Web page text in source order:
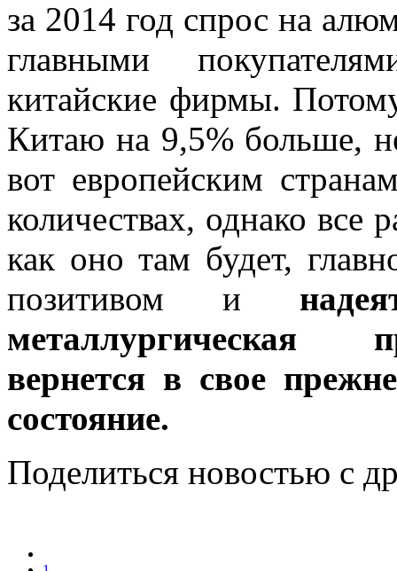
за 2014 год спрос на
главными
китайские фирмы.
Китаю на 9,5% больше,
вот европейским
количествах, однако все
как оно там будет,
позитивом и
металлургическая
вернется в свое
состояние.
Поделиться новостью с